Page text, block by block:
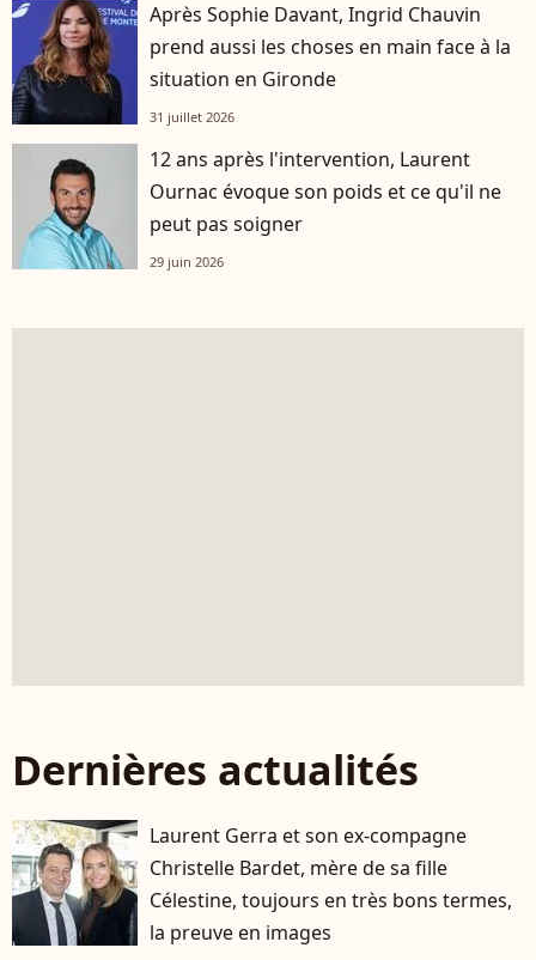
Après Sophie Davant, Ingrid Chauvin
prend aussi les choses en main face à la
situation en Gironde
31 juillet 2026
12 ans après l'intervention, Laurent
Ournac évoque son poids et ce qu'il ne
peut pas soigner
29 juin 2026
Dernières actualités
Laurent Gerra et son ex-compagne
Christelle Bardet, mère de sa fille
Célestine, toujours en très bons termes,
la preuve en images